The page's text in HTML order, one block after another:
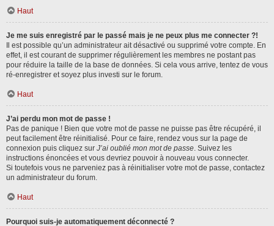
Haut
Je me suis enregistré par le passé mais je ne peux plus me connecter ?!
Il est possible qu’un administrateur ait désactivé ou supprimé votre compte. En
effet, il est courant de supprimer régulièrement les membres ne postant pas
pour réduire la taille de la base de données. Si cela vous arrive, tentez de vous
ré-enregistrer et soyez plus investi sur le forum.
Haut
J’ai perdu mon mot de passe !
Pas de panique ! Bien que votre mot de passe ne puisse pas être récupéré, il
peut facilement être réinitialisé. Pour ce faire, rendez vous sur la page de
connexion puis cliquez sur J’ai oublié mon mot de passe. Suivez les
instructions énoncées et vous devriez pouvoir à nouveau vous connecter.
Si toutefois vous ne parveniez pas à réinitialiser votre mot de passe, contactez
un administrateur du forum.
Haut
Pourquoi suis-je automatiquement déconnecté ?